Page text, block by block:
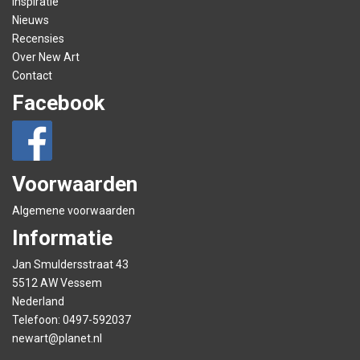
Nieuws
Recensies
Over New Art
Contact
Facebook
Voorwaarden
Algemene voorwaarden
Informatie
Jan Smuldersstraat 43
5512 AW Vessem
Nederland
Telefoon: 0497-592037
newart@planet.nl